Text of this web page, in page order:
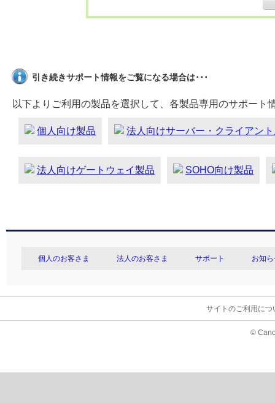
引き続きサポート情報をご覧になる場合は･･･
以下よりご利用の製品を選択して、各製品専用のサポート
個人向け製品 法人向けサーバー・クライアン
法人向けゲートウェイ製品 SOHO向け製品
個人のお客さま 法人のお客さま サポート お知
サイトのご利用につ
©